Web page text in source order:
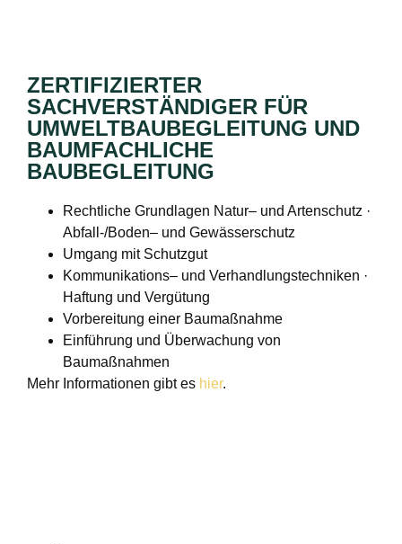
ZERTIFIZIERTER
SACHVERSTÄNDIGER FÜR
UMWELTBAUBEGLEITUNG UND
BAUMFACHLICHE
BAUBEGLEITUNG
Rechtliche Grundlagen Natur– und Artenschutz ·
Abfall-/Boden– und Gewässerschutz
Umgang mit Schutzgut
Kommunikations– und Verhandlungstechniken ·
Haftung und Vergütung
Vorbereitung einer Baumaßnahme
Einführung und Überwachung von
Baumaßnahmen
Mehr Informationen gibt es hier.